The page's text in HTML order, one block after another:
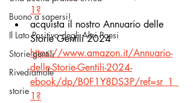
Buono a sapersi!
Il Lato Positivo degli Altri Paesi
Storie gentili
Rivediamole
storie
1 ?
acquista il nostro Annuario delle
Storie Gentili 2024
https://www.amazon.it/Annuario-
delle-Storie-Gentili-2024-
ebook/dp/B0F1Y8DS3P/ref=sr_1_
1 ?